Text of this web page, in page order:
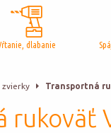
dlabanie
zvierky Transportná